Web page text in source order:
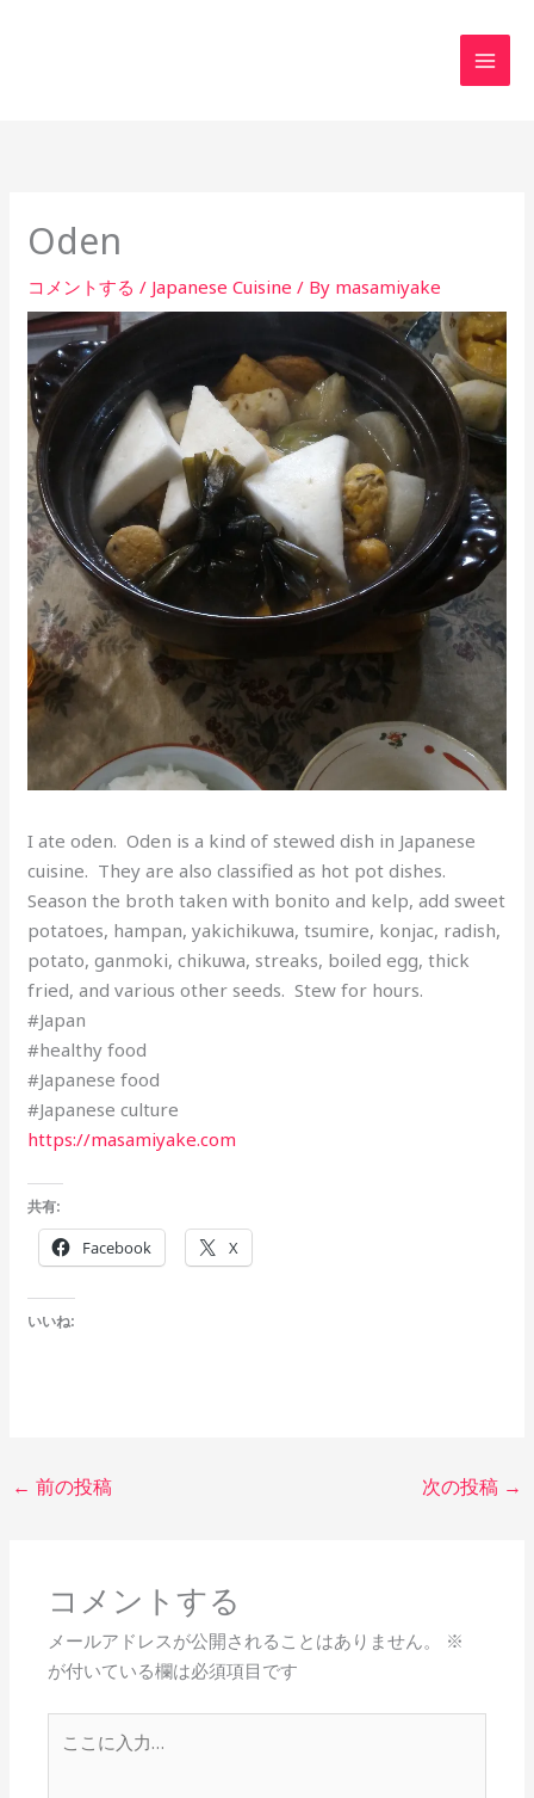
Oden
コメントする / Japanese Cuisine / By masamiyake
I ate oden. Oden is a kind of stewed dish in Japanese
cuisine. They are also classified as hot pot dishes.
Season the broth taken with bonito and kelp, add sweet
potatoes, hampan, yakichikuwa, tsumire, konjac, radish,
potato, ganmoki, chikuwa, streaks, boiled egg, thick
fried, and various other seeds. Stew for hours.
#Japan
#healthy food
#Japanese food
#Japanese culture
https://masamiyake.com
共有:
Facebook X
いいね:
← 前の投稿 次の投稿 →
コメントする
メールアドレスが公開されることはありません。
※
が付いている欄は必須項目です
こ